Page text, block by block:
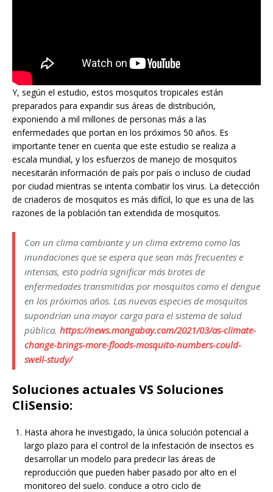
Y, según el estudio, estos mosquitos tropicales están
preparados para expandir sus áreas de distribución,
exponiendo a mil millones de personas más a las
enfermedades que portan en los próximos 50 años. Es
importante tener en cuenta que este estudio se realiza a
escala mundial, y los esfuerzos de manejo de mosquitos
necesitarán información de país por país o incluso de ciudad
por ciudad mientras se intenta combatir los virus. La detección
de criaderos de mosquitos es más difícil, lo que es una de las
razones de la población tan extendida de mosquitos.
Con un clima cambiante y un clima extremo como las
inundaciones que se espera que sean más frecuentes e
intensas, esto podría significar más brotes de
enfermedades transmitidas por mosquitos como el dengue
en los próximos años. Las nuevas especies de mosquitos
supondrían una mayor carga para el sistema de salud
pública. https://news.mongabay.com/2021/03/as-climate-
change-brings-more-floods-mosquito-numbers-could-
swell-study/
Soluciones actuales VS Soluciones
CliSensio:
Hasta ahora he investigado, la única solución potencial a
largo plazo para el control de la infestación de insectos es
desarrollar un modelo para predecir las áreas de
reproducción que pueden haber pasado por alto en el
monitoreo del suelo. conduce a otro ciclo de